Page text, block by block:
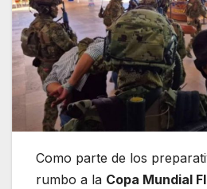
Como parte de los
rumbo a la Copa Mundial